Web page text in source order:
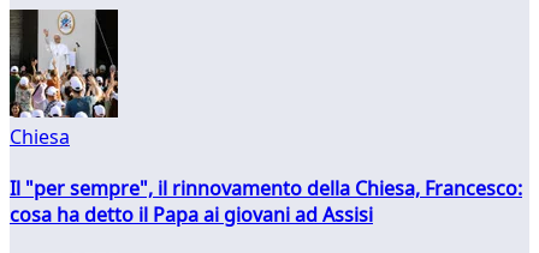
Chiesa
Il "per sempre", il rinnovamento della Chiesa, Francesco:
cosa ha detto il Papa ai giovani ad Assisi